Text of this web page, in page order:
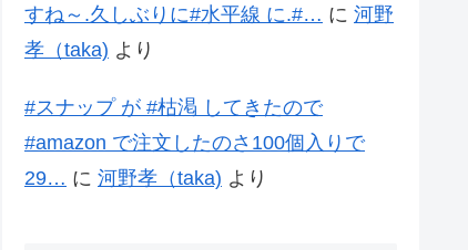
すね～.久しぶりに#水平線 に.#… に 河野
孝（taka) より
#スナップ が #枯渇 してきたので
#amazon で注文したのさ100個入りで
29… に 河野孝（taka) より